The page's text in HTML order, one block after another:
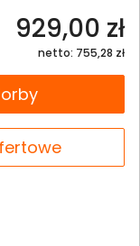
929,00 zł
netto: 755,28 zł